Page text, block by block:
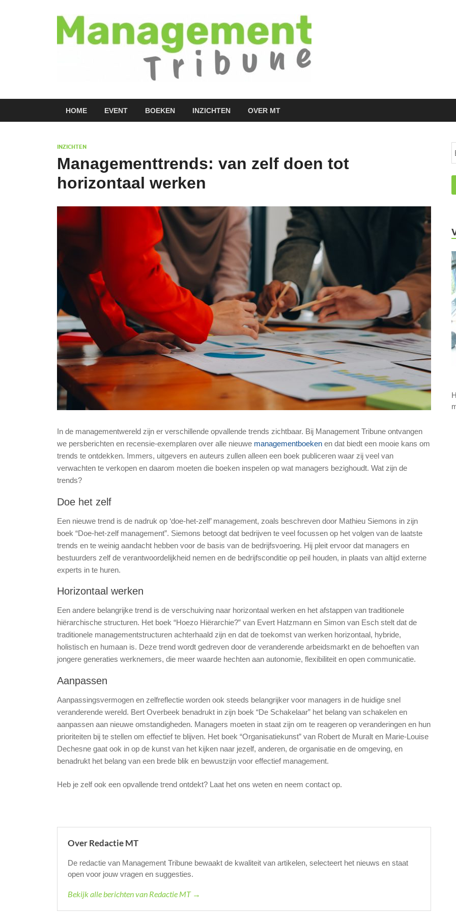
HOME EVENT BOEKEN INZICHTEN OVER MT
INZICHTEN
Managementtrends: van zelf doen tot
horizontaal werken
In de managementwereld zijn er verschillende opvallende trends zichtbaar. Bij Management Tribune ontvangen
we persberichten en recensie-exemplaren over alle nieuwe managementboeken en dat biedt een mooie kans om
trends te ontdekken. Immers, uitgevers en auteurs zullen alleen een boek publiceren waar zij veel van
verwachten te verkopen en daarom moeten die boeken inspelen op wat managers bezighoudt. Wat zijn de
trends?
Doe het zelf
Een nieuwe trend is de nadruk op ‘doe-het-zelf’ management, zoals beschreven door Mathieu Siemons in zijn
boek “Doe-het-zelf management”. Siemons betoogt dat bedrijven te veel focussen op het volgen van de laatste
trends en te weinig aandacht hebben voor de basis van de bedrijfsvoering. Hij pleit ervoor dat managers en
bestuurders zelf de verantwoordelijkheid nemen en de bedrijfsconditie op peil houden, in plaats van altijd externe
experts in te huren.
Horizontaal werken
Een andere belangrijke trend is de verschuiving naar horizontaal werken en het afstappen van traditionele
hiërarchische structuren. Het boek “Hoezo Hiërarchie?” van Evert Hatzmann en Simon van Esch stelt dat de
traditionele managementstructuren achterhaald zijn en dat de toekomst van werken horizontaal, hybride,
holistisch en humaan is. Deze trend wordt gedreven door de veranderende arbeidsmarkt en de behoeften van
jongere generaties werknemers, die meer waarde hechten aan autonomie, flexibiliteit en open communicatie.
Aanpassen
Aanpassingsvermogen en zelfreflectie worden ook steeds belangrijker voor managers in de huidige snel
veranderende wereld. Bert Overbeek benadrukt in zijn boek “De Schakelaar” het belang van schakelen en
aanpassen aan nieuwe omstandigheden. Managers moeten in staat zijn om te reageren op veranderingen en hun
prioriteiten bij te stellen om effectief te blijven. Het boek “Organisatiekunst” van Robert de Muralt en Marie-Louise
Dechesne gaat ook in op de kunst van het kijken naar jezelf, anderen, de organisatie en de omgeving, en
benadrukt het belang van een brede blik en bewustzijn voor effectief management.
Heb je zelf ook een opvallende trend ontdekt? Laat het ons weten en neem contact op.
Over Redactie MT
De redactie van Management Tribune bewaakt de kwaliteit van artikelen, selecteert het nieuws en staat
open voor jouw vragen en suggesties.
Bekijk alle berichten van Redactie MT →